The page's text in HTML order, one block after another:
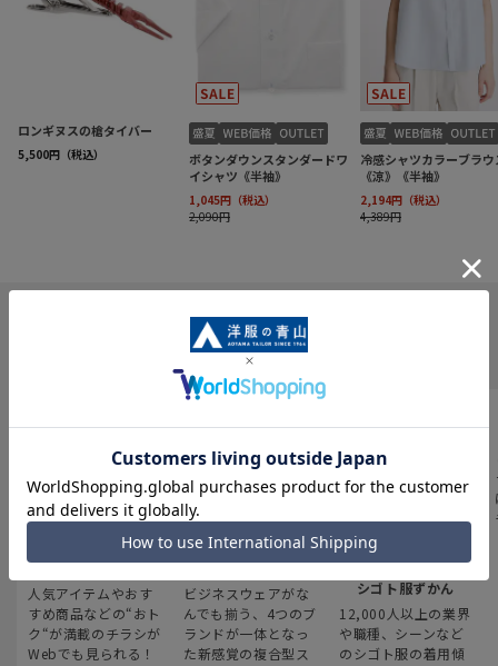
INFORMATION
最新のお買い得情報
人気アイテムやおす
すめ商品などの“おト
ク“が満載のチラシが
Webでも見られる！
スーツスクエア
ビジネスウェアがな
んでも揃う、4つのブ
ランドが一体となっ
た新感覚の複合型ス
みんなの
シゴト服ずかん
12,000人以上の業界
や職種、シーンなど
のシゴト服の着用傾